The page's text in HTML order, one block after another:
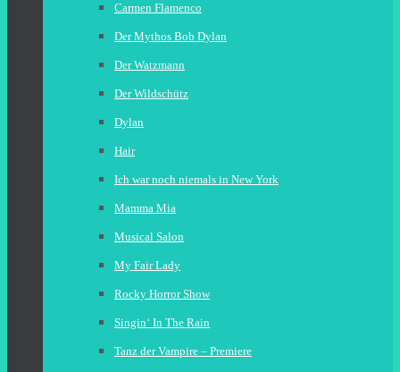
Carmen Flamenco
Der Mythos Bob Dylan
Der Watzmann
Der Wildschütz
Dylan
Hair
Ich war noch niemals in New York
Mamma Mia
Musical Salon
My Fair Lady
Rocky Horror Show
Singin‘ In The Rain
Tanz der Vampire – Premiere